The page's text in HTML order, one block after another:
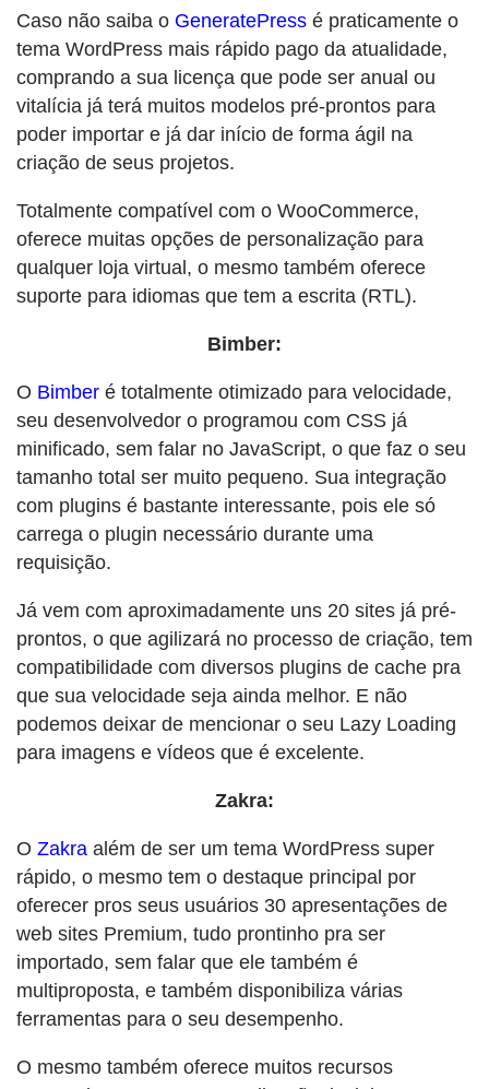
Caso não saiba o GeneratePress é praticamente o
tema WordPress mais rápido pago da atualidade,
comprando a sua licença que pode ser anual ou
vitalícia já terá muitos modelos pré-prontos para
poder importar e já dar início de forma ágil na
criação de seus projetos.
Totalmente compatível com o WooCommerce,
oferece muitas opções de personalização para
qualquer loja virtual, o mesmo também oferece
suporte para idiomas que tem a escrita (RTL).
Bimber:
O Bimber é totalmente otimizado para velocidade,
seu desenvolvedor o programou com CSS já
minificado, sem falar no JavaScript, o que faz o seu
tamanho total ser muito pequeno. Sua integração
com plugins é bastante interessante, pois ele só
carrega o plugin necessário durante uma
requisição.
Já vem com aproximadamente uns 20 sites já pré-
prontos, o que agilizará no processo de criação, tem
compatibilidade com diversos plugins de cache pra
que sua velocidade seja ainda melhor. E não
podemos deixar de mencionar o seu Lazy Loading
para imagens e vídeos que é excelente.
Zakra:
O Zakra além de ser um tema WordPress super
rápido, o mesmo tem o destaque principal por
oferecer pros seus usuários 30 apresentações de
web sites Premium, tudo prontinho pra ser
importado, sem falar que ele também é
multiproposta, e também disponibiliza várias
ferramentas para o seu desempenho.
O mesmo também oferece muitos recursos